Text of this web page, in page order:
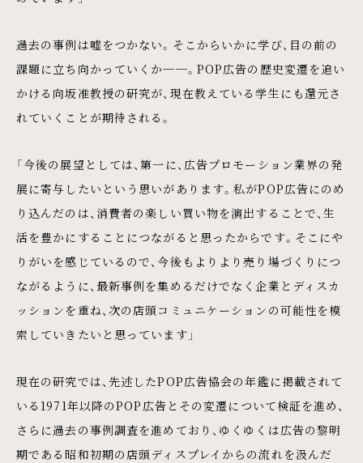
過去の事例は嘘をつかない。そこからいかに学び、目の前の
課題に立ち向かっていくか──。POP広告の歴史変遷を追い
かける向坂准教授の研究が、現在教えている学生にも還元さ
れていくことが期待される。
「今後の展望としては、第一に、広告プロモーション業界の発
展に寄与したいという思いがあります。私がPOP広告にのめ
り込んだのは、消費者の楽しい買い物を演出することで、生
活を豊かにすることにつながると思ったからです。そこにや
りがいを感じているので、今後もよりより売り場づくりにつ
ながるように、最新事例を集めるだけでなく企業とディスカ
ッションを重ね、次の店頭コミュニケーションの可能性を模
索していきたいと思っています」
現在の研究では、先述したPOP広告協会の年鑑に掲載されて
いる1971年以降のPOP広告とその変遷について検証を進め、
さらに過去の事例調査を進めており、ゆくゆくは広告の黎明
期である昭和初期の店頭ディスプレイからの流れを汲んだ